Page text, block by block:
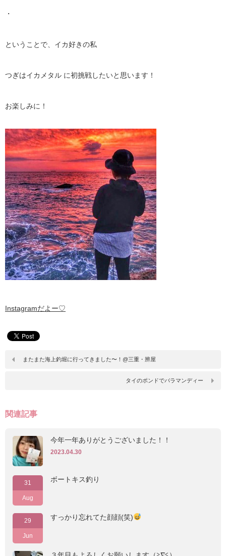
・
ということで、イカ好きの私
つぎはイカメタル に初挑戦したいと思います！
お楽しみに！
Instagramだよー♡
またまた海上釣堀に行ってきました〜！@三重・辨屋
タイのポンドでバラマンディー
関連記事
今年一年ありがとうございました！！
2023.04.30
31
Aug
ボートキス釣り
29
Jun
すっかり忘れてた顔顔(笑)